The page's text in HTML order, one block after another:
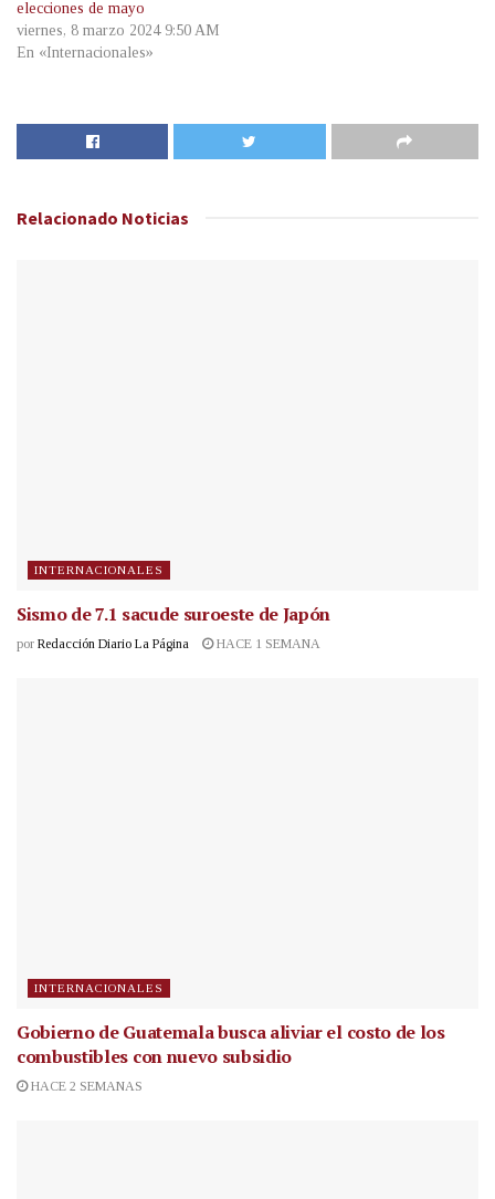
elecciones de mayo
viernes, 8 marzo 2024 9:50 AM
En «Internacionales»
Relacionado Noticias
INTERNACIONALES
Sismo de 7.1 sacude suroeste de Japón
por Redacción Diario La Página HACE 1 SEMANA
INTERNACIONALES
Gobierno de Guatemala busca aliviar el costo de los
combustibles con nuevo subsidio
HACE 2 SEMANAS